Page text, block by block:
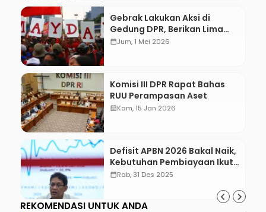
Gebrak Lakukan Aksi di
Gedung DPR, Berikan Lima
Tuntutan
calendar_monthJum, 1 Mei 2026
Komisi III DPR Rapat Bahas
RUU Perampasan Aset
calendar_monthKam, 15 Jan 2026
Defisit APBN 2026 Bakal Naik,
Kebutuhan Pembiayaan Ikut
Membengkak
calendar_monthRab, 31 Des 2025
REKOMENDASI UNTUK ANDA